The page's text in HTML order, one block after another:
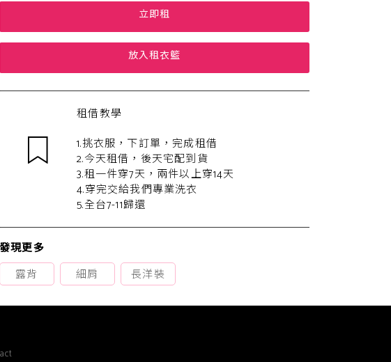
立即租
放入租衣籃
租借教學
1.挑衣服，下訂單，完成租借
2.今天租借，後天宅配到貨
3.租一件穿7天，兩件以上穿14天
4.穿完交給我們專業洗衣
5.全台7-11歸還
發現更多
露背
細肩 長洋裝